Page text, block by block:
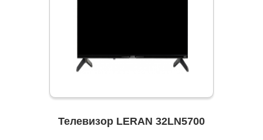
Телевизор LERAN 32LN5700